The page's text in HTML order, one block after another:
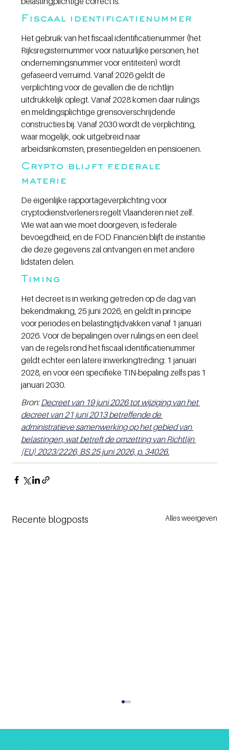
Fiscaal identificatienummer
Het gebruik van het fiscaal identificatienummer (het
Rijksregisternummer voor natuurlijke personen, het
ondernemingsnummer voor entiteiten) wordt
gefaseerd verruimd. Vanaf 2026 geldt de
verplichting voor de gevallen die de richtlijn
uitdrukkelijk oplegt. Vanaf 2028 komen daar rulings
en meldingsplichtige grensoverschrijdende
constructies bij. Vanaf 2030 wordt de verplichting,
waar mogelijk, ook uitgebreid naar
arbeidsinkomsten, presentiegelden en pensioenen.
Crypto blijft federale
materie
De eigenlijke rapportageverplichting voor
cryptodienstverleners regelt Vlaanderen niet zelf.
Wie wat aan wie moet doorgeven, is federale
bevoegdheid, en de FOD Financiën blijft de instantie
die deze gegevens zal ontvangen en met andere
lidstaten delen.
Timing
Het decreet is in werking getreden op de dag van
bekendmaking, 25 juni 2026, en geldt in principe
voor periodes en belastingtijdvakken vanaf 1 januari
2026. Voor de bepalingen over rulings en een deel
van de regels rond het fiscaal identificatienummer
geldt echter een latere inwerkingtreding: 1 januari
2028, en voor één specifieke TIN-bepaling zelfs pas 1
januari 2030.
Bron: Decreet van 19 juni 2026 tot wijziging van het
decreet van 21 juni 2013 betreffende de
administratieve samenwerking op het gebied van
belastingen, wat betreft de omzetting van Richtlijn
(EU) 2023/2226, BS 25 juni 2026, p. 34026.
Recente blogposts Alles weergeven